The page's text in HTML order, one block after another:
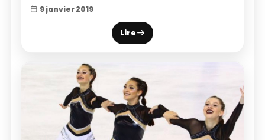
9 janvier 2019
Lire